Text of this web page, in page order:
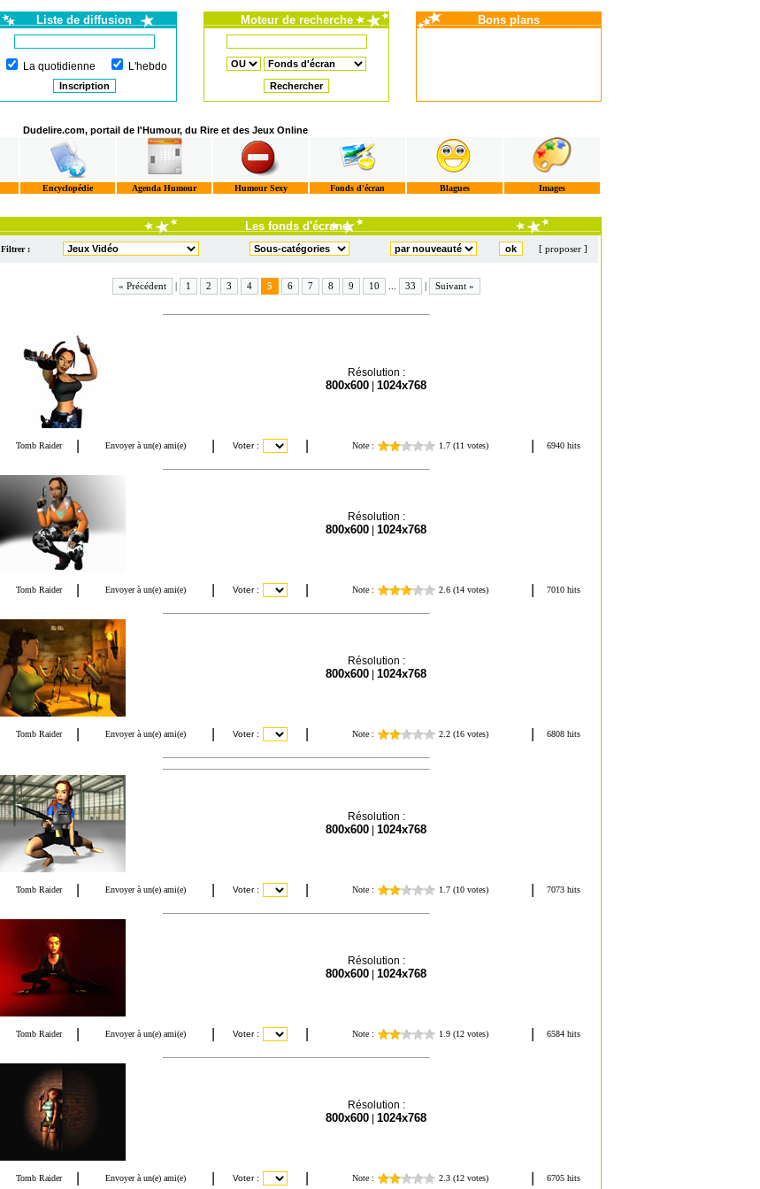
Liste de diffusion
La quotidienne L'hebdo
Moteur de recherche Bons plans
Dudelire.com, portail de l'Humour, du Rire et des Jeux Online
Encyclopédie Agenda Humour Humour Sexy Fonds d'écran Blagues Images
Les fonds d'écrans
Filtrer : [ proposer ]
« Précédent | 1 2 3 4 5 6 7 8 9 10 33 | Suivant »
Résolution :
800x600 1024x768
Résolution :
800x600 1024x768
Résolution :
800x600 1024x768
Résolution :
800x600 1024x768
Résolution :
800x600 1024x768
Résolution :
800x600 1024x768